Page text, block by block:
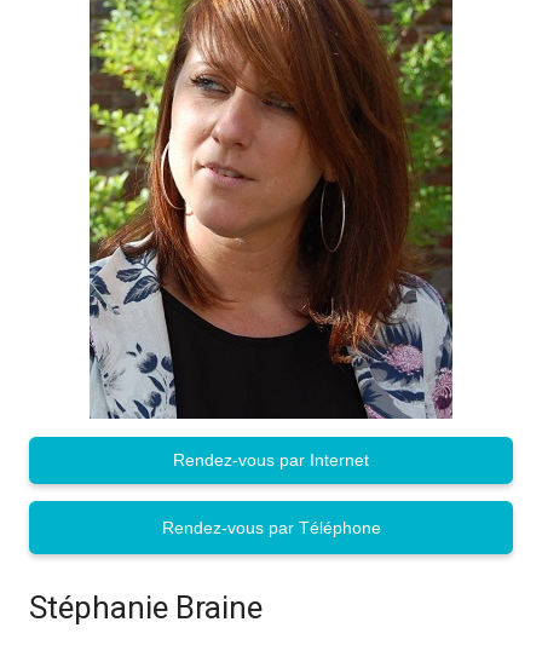
Stéphanie Braine
Rendez-vous par Internet
Rendez-vous par Téléphone